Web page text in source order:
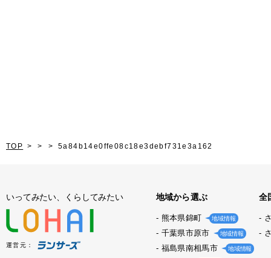
TOP 5a84b14e0ffe08c18e3debf731e3a162
いってみたい、くらしてみたい
運営元：
地域から選ぶ
熊本県錦町 地域情報
千葉県市原市 地域情報
福島県南相馬市 地域情報
全